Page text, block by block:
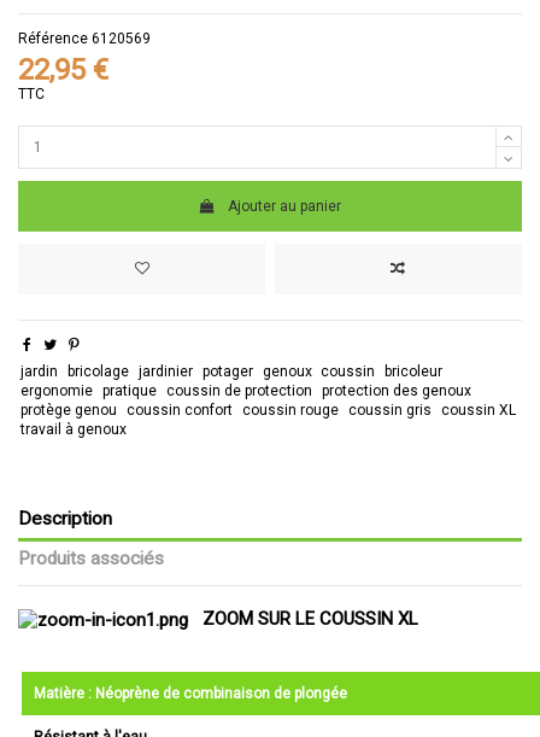
Référence 6120569
22,95 €
TTC
Ajouter au panier
jardin bricolage jardinier potager genoux coussin
bricoleur
ergonomie pratique coussin de protection
protection des genoux
protège genou
coussin confort coussin rouge coussin gris
coussin XL
travail à genoux
Description
Produits associés
ZOOM SUR LE COUSSIN XL
Matière : Néoprène de combinaison de plongée